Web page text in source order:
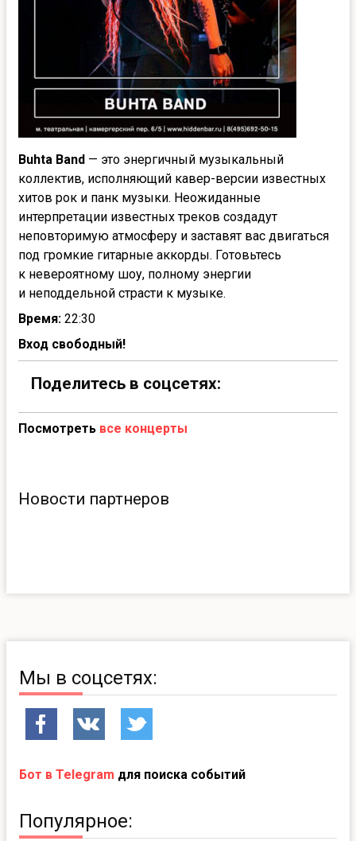
Buhta Band — это энергичный музыкальный
коллектив, исполняющий кавер-версии известных
хитов рок и панк музыки. Неожиданные
интерпретации известных треков создадут
неповторимую атмосферу и заставят вас двигаться
под громкие гитарные аккорды. Готовьтесь
к невероятному шоу, полному энергии
и неподдельной страсти к музыке.
Время: 22:30
Вход свободный!
Поделитесь в соцсетях:
Посмотреть все концерты
Новости партнеров
Мы в соцсетях:
Бот в Telegram для поиска событий
Популярное: